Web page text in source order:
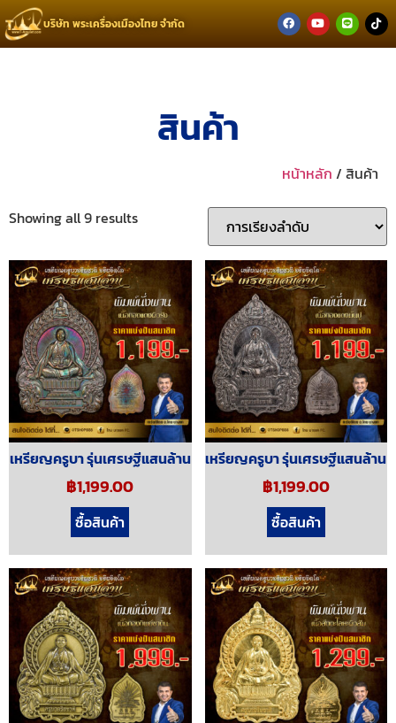
บริษัท พระเครื่องเมืองไทย จำกัด
สินค้า
หน้าหลัก / สินค้า
Showing all 9 results
เหรียญครูบา รุ่นเศรษฐีแสนล้าน
฿1,199.00
ซื้อสินค้า
เหรียญครูบา รุ่นเศรษฐีแสนล้าน
฿1,199.00
ซื้อสินค้า